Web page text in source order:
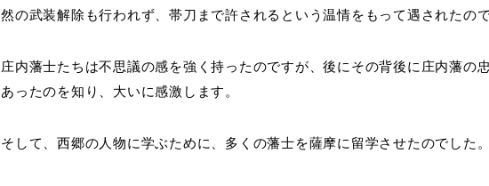
然の武装解除も行われず、帯刀まで許されるという温情をもって遇されたので
庄内藩士たちは不思議の感を強く持ったのですが、後にその背後に庄内藩の
あったのを知り、大いに感激します。
そして、西郷の人物に学ぶために、多くの藩士を薩摩に留学させたのでした。